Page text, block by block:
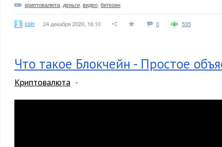
криптовалюта деньги видео биткоин
coin 24 декабря 2020, 16:10 0 535
Что такое Блокчейн - Простое
Криптовалюта